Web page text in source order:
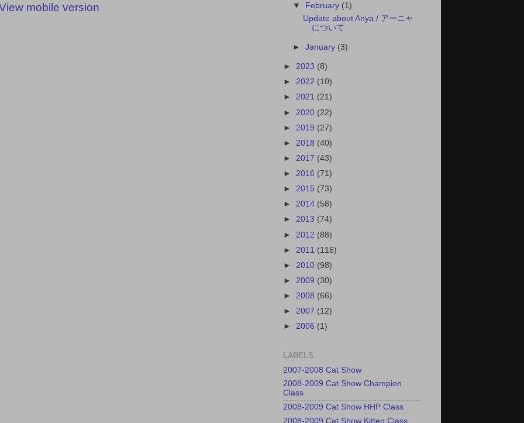
mobile version
▼ February (1)
Update about Anya / アーニャ
について
►January (3)
► 2023 (8)
► 2022 (10)
► 2021 (21)
► 2020 (22)
► 2019 (27)
► 2018 (40)
► 2017 (43)
► 2016 (71)
► 2015 (73)
► 2014 (58)
► 2013 (74)
► 2012 (88)
► 2011 (116)
► 2010 (98)
► 2009 (30)
► 2008 (66)
► 2007 (12)
► 2006 (1)
LABELS
2007-2008 Cat Show
2008-2009 Cat Show Champion
Class
2008-2009 Cat Show HHP Class
2008-2009 Cat Show Kitten Class